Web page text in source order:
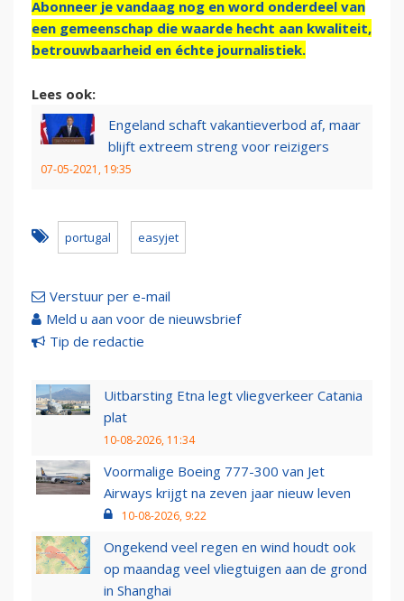
Abonneer je vandaag nog en word onderdeel van
een gemeenschap die waarde hecht aan kwaliteit,
betrouwbaarheid en échte journalistiek.
Lees ook:
Engeland schaft vakantieverbod af, maar
blijft extreem streng voor reizigers
07-05-2021, 19:35
portugal easyjet
Verstuur per e-mail
Meld u aan voor de nieuwsbrief
Tip de redactie
Uitbarsting Etna legt vliegverkeer Catania
plat
10-08-2026, 11:34
Voormalige Boeing 777-300 van Jet
Airways krijgt na zeven jaar nieuw leven
10-08-2026, 9:22
Ongekend veel regen en wind houdt ook
op maandag veel vliegtuigen aan de grond
in Shanghai